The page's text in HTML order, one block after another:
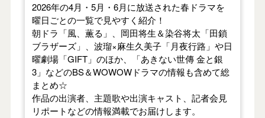
2026年の4月・5月・6月に放送された春ドラマを
曜日ごとの一覧で見やすく紹介！
朝ドラ「風、薫る」、岡田将生＆染谷将太「田鎖
ブラザーズ」、波瑠×麻生久美子「月夜行路」や日
曜劇場「GIFT」のほか、「あきない世傳 金と銀
3」などのBS＆WOWOWドラマの情報も含めて総
まとめ☆
作品の出演者、主題歌や出演キャスト、記者会見
リポートなどの情報満載でお届けします。